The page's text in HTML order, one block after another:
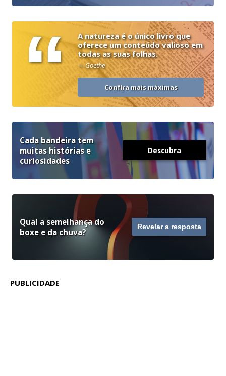
“
A natureza é o único livro que
oferece um conteúdo valioso em
todas as suas folhas.
— Goethe
Confira mais máximas
Cada bandeira tem
muitas histórias e
curiosidades
Descubra
Qual a semelhança do
boxe e da chuva?
Revelar a resposta
PUBLICIDADE